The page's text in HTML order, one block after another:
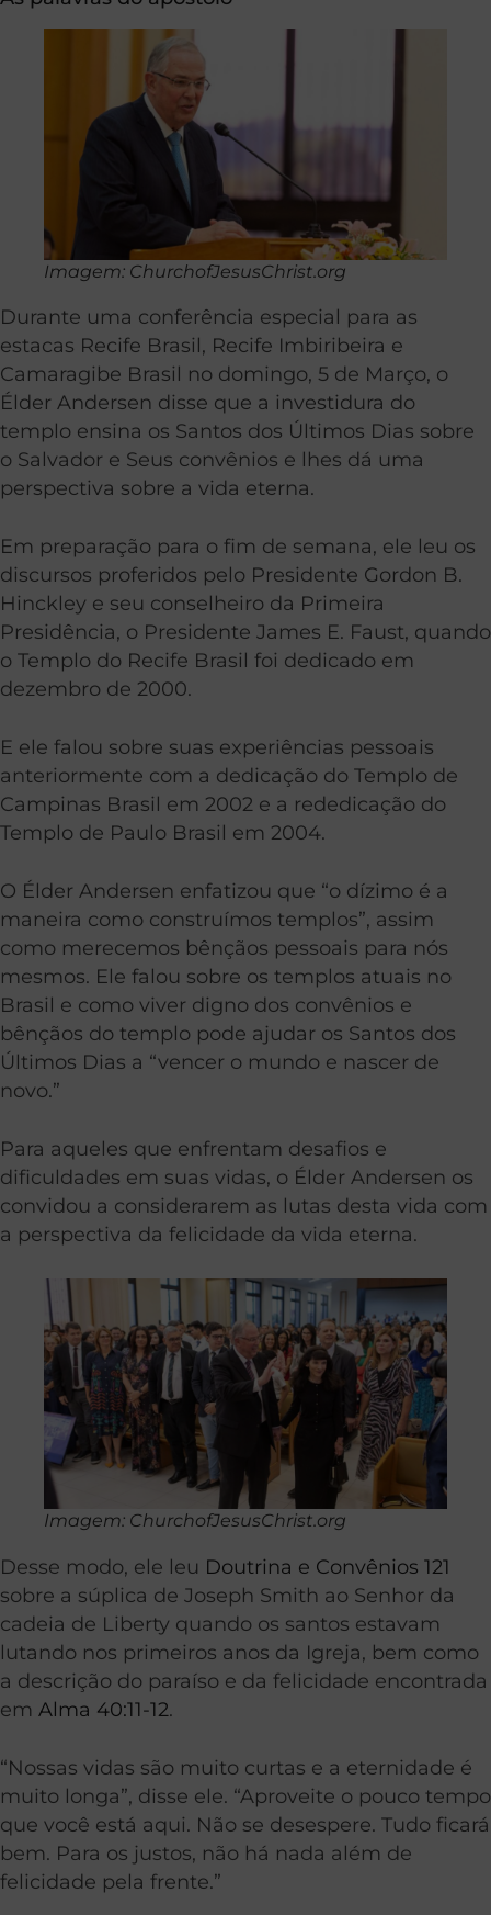
Imagem: ChurchofJesusChrist.org
Durante uma conferência especial para as
estacas Recife Brasil, Recife Imbiribeira e
Camaragibe Brasil no domingo, 5 de Março, o
Élder Andersen disse que a investidura do
templo ensina os Santos dos Últimos Dias sobre
o Salvador e Seus convênios e lhes dá uma
perspectiva sobre a vida eterna.
Em preparação para o fim de semana, ele leu os
discursos proferidos pelo Presidente Gordon B.
Hinckley e seu conselheiro da Primeira
Presidência, o Presidente James E. Faust, quando
o Templo do Recife Brasil foi dedicado em
dezembro de 2000.
E ele falou sobre suas experiências pessoais
anteriormente com a dedicação do Templo de
Campinas Brasil em 2002 e a rededicação do
Templo de Paulo Brasil em 2004.
O Élder Andersen enfatizou que “o dízimo é a
maneira como construímos templos”, assim
como merecemos bênçãos pessoais para nós
mesmos. Ele falou sobre os templos atuais no
Brasil e como viver digno dos convênios e
bênçãos do templo pode ajudar os Santos dos
Últimos Dias a “vencer o mundo e nascer de
novo.”
Para aqueles que enfrentam desafios e
dificuldades em suas vidas, o Élder Andersen os
convidou a considerarem as lutas desta vida com
a perspectiva da felicidade da vida eterna.
Imagem: ChurchofJesusChrist.org
Desse modo, ele leu Doutrina e Convênios 121
sobre a súplica de Joseph Smith ao Senhor da
cadeia de Liberty quando os santos estavam
lutando nos primeiros anos da Igreja, bem como
a descrição do paraíso e da felicidade encontrada
em Alma 40:11-12.
“Nossas vidas são muito curtas e a eternidade é
muito longa”, disse ele. “Aproveite o pouco tempo
que você está aqui. Não se desespere. Tudo ficará
bem. Para os justos, não há nada além de
felicidade pela frente.”